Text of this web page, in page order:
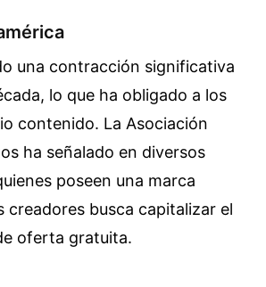
una contracción significativa
lo que ha obligado a los
contenido. La Asociación
ha señalado en diversos
poseen una marca
busca capitalizar el
oferta gratuita.